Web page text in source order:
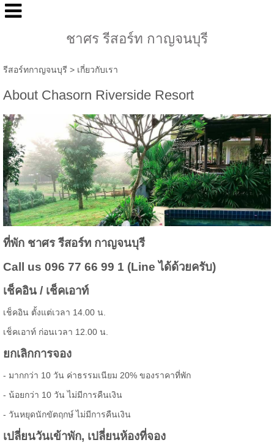
ชาศร รีสอร์ท กาญจนบุรี
รีสอร์ทกาญจนบุรี > เกี่ยวกับเรา
About Chasorn Riverside Resort
ที่พัก ชาศร รีสอร์ท กาญจนบุรี
Call us 096 77 66 99 1 (Line ได้ด้วยครับ)
เช็คอิน / เช็คเอาท์
เช็คอิน ตั้งแต่เวลา 14.00 น.
เช็คเอาท์ ก่อนเวลา 12.00 น.
ยกเลิกการจอง
- มากกว่า 10 วัน ค่าธรรมเนียม 20% ของราคาที่พัก
- น้อยกว่า 10 วัน ไม่มีการคืนเงิน
- วันหยุดนักขัตฤกษ์ ไม่มีการคืนเงิน
เปลี่ยนวันเข้าพัก, เปลี่ยนห้องที่จอง